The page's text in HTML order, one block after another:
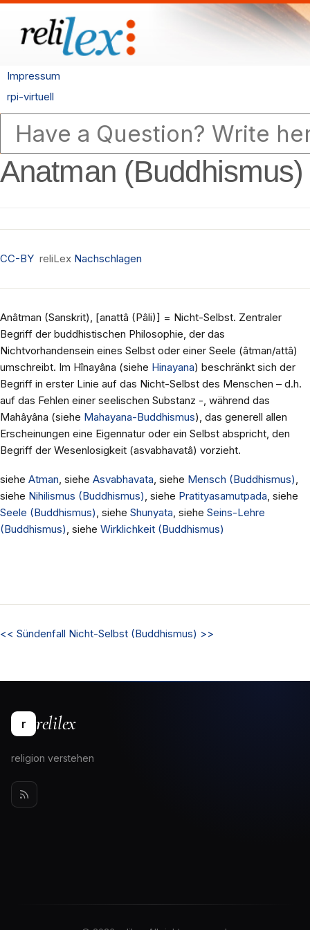
Impressum
rpi-virtuell
Anatman (Buddhismus)
CC-BY reliLex Nachschlagen
Anâtman (Sanskrit), [anattâ (Pâli)] = Nicht-Selbst. Zentraler
Begriff der buddhistischen Philosophie, der das
Nichtvorhandensein eines Selbst oder einer Seele (âtman/attâ)
umschreibt. Im Hînayâna (siehe Hinayana) beschränkt sich der
Begriff in erster Linie auf das Nicht-Selbst des Menschen – d.h.
auf das Fehlen einer seelischen Substanz -, während das
Mahâyâna (siehe Mahayana-Buddhismus), das generell allen
Erscheinungen eine Eigennatur oder ein Selbst abspricht, den
Begriff der Wesenlosigkeit (asvabhavatâ) vorzieht.
siehe Atman, siehe Asvabhavata, siehe Mensch (Buddhismus),
siehe Nihilismus (Buddhismus), siehe Pratityasamutpada, siehe
Seele (Buddhismus), siehe Shunyata, siehe Seins-Lehre
(Buddhismus), siehe Wirklichkeit (Buddhismus)
<< Sündenfall Nicht-Selbst (Buddhismus) >>
r relilex
religion verstehen